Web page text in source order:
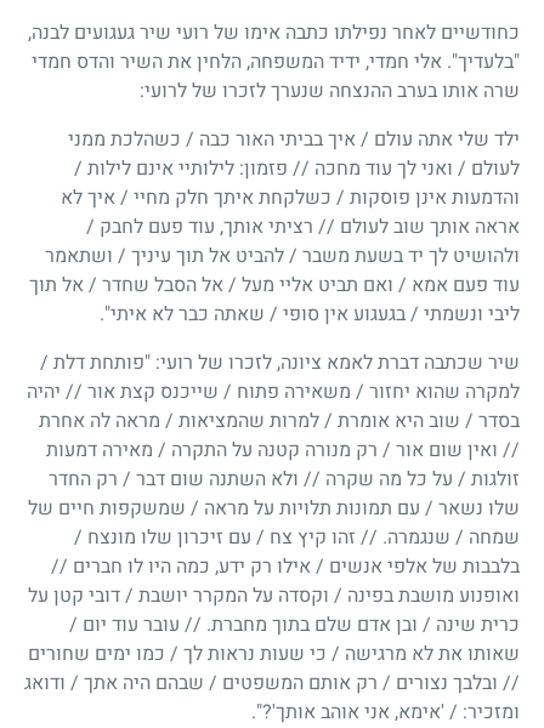
כחודשיים לאחר נפילתו כתבה אימו של רועי שיר געגועים לבנה,
"בלעדיך". אלי חמדי, ידיד המשפחה, הלחין את השיר והדס חמדי
שרה אותו בערב ההנצחה שנערך לזכרו של לרועי:
ילד שלי אתה עולם / איך בביתי האור כבה / כשהלכת ממני
לעולם / ואני לך עוד מחכה // פזמון: לילותיי אינם לילות /
והדמעות אינן פוסקות / כשלקחת איתך חלק מחיי / איך לא
אראה אותך שוב לעולם // רציתי אותך, עוד פעם לחבק /
ולהושיט לך יד בשעת משבר / להביט אל תוך עיניך / ושתאמר
עוד פעם אמא / ואם תביט אליי מעל / אל הסבל שחדר / אל תוך
ליבי ונשמתי / בגעגוע אין סופי / שאתה כבר לא איתי".
שיר שכתבה דברת לאמא ציונה, לזכרו של רועי: "פותחת דלת /
למקרה שהוא יחזור / משאירה פתוח / שייכנס קצת אור // יהיה
בסדר / שוב היא אומרת / למרות שהמציאות / מראה לה אחרת
// ואין שום אור / רק מנורה קטנה על התקרה / מאירה דמעות
זולגות / על כל מה שקרה // ולא השתנה שום דבר / רק החדר
שלו נשאר / עם תמונות תלויות על מראה / שמשקפות חיים של
שמחה / שנגמרה. // זהו קיץ צח / עם זיכרון שלו מונצח /
בלבבות של אלפי אנשים / אילו רק ידע, כמה היו לו חברים //
ואופנוע מושבת בפינה / וקסדה על המקרר יושבת / דובי קטן על
כרית שינה / ובן אדם שלם בתוך מחברת. // עובר עוד יום /
שאותו את לא מרגישה / כי שעות נראות לך / כמו ימים שחורים
// ובלבך נצורים / רק אותם המשפטים / שבהם היה אתך / ודואג
ומזכיר: / 'אימא, אני אוהב אותך'?".